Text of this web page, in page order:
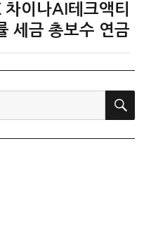
차이나AI테크액티
세금 총보수 연금
검